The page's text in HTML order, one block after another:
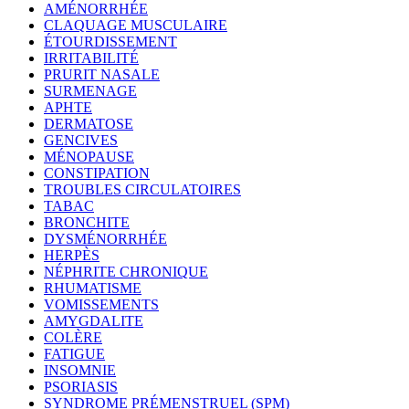
AMÉNORRHÉE
CLAQUAGE MUSCULAIRE
ÉTOURDISSEMENT
IRRITABILITÉ
PRURIT NASALE
SURMENAGE
APHTE
DERMATOSE
GENCIVES
MÉNOPAUSE
CONSTIPATION
TROUBLES CIRCULATOIRES
TABAC
BRONCHITE
DYSMÉNORRHÉE
HERPÈS
NÉPHRITE CHRONIQUE
RHUMATISME
VOMISSEMENTS
AMYGDALITE
COLÈRE
FATIGUE
INSOMNIE
PSORIASIS
SYNDROME PRÉMENSTRUEL (SPM)